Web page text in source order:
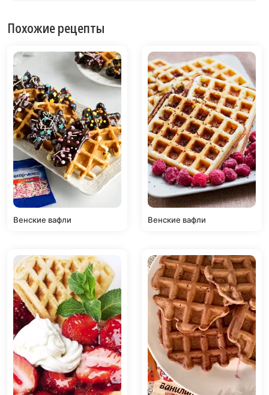
Похожие рецепты
Венские вафли Венские вафли